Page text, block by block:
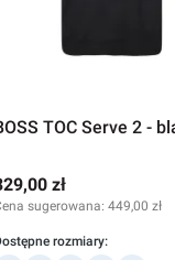
TOC Serve 2 -
zł
sugerowana: 449,00 zł
rozmiary: